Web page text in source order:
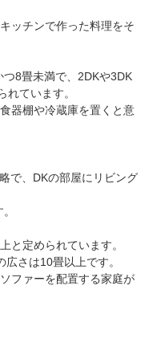
ッチンで作った料理をそ
8畳未満で、2DKや3DK
ています。
器棚や冷蔵庫を置くと意
で、DKの部屋にリビング
と定められています。
さは10畳以上です。
ファーを配置する家庭が